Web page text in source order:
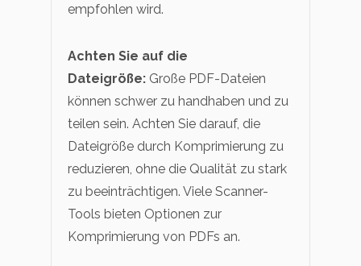
empfohlen wird.
Achten Sie auf die
Dateigröße: Große PDF-Dateien
können schwer zu handhaben und zu
teilen sein. Achten Sie darauf, die
Dateigröße durch Komprimierung zu
reduzieren, ohne die Qualität zu stark
zu beeinträchtigen. Viele Scanner-
Tools bieten Optionen zur
Komprimierung von PDFs an.